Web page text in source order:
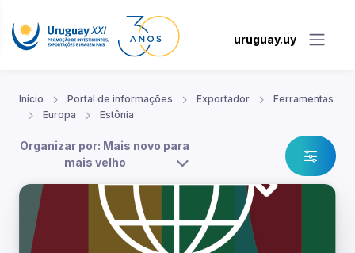
uruguay.uy
Início Portal de informações Exportador
Ferramentas
Europa
Estônia
Organizar por: Mais novo para
mais velho